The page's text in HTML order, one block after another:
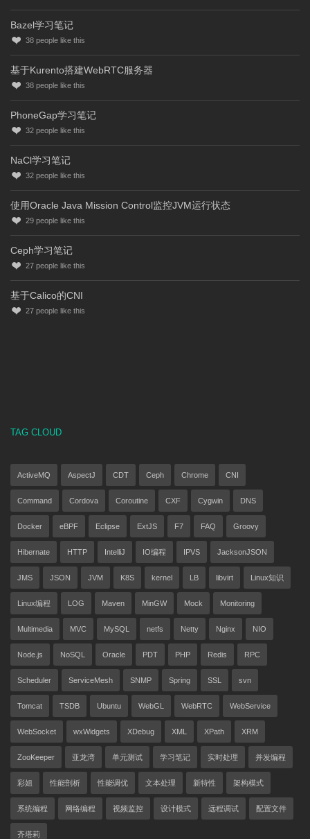
Bazel学习笔记
38 people like this
基于Kurento搭建WebRTC服务器
38 people like this
PhoneGap学习笔记
32 people like this
NaCl学习笔记
32 people like this
使用Oracle Java Mission Control监控JVM运行状态
29 people like this
Ceph学习笔记
27 people like this
基于Calico的CNI
27 people like this
TAG CLOUD
ActiveMQ AspectJ CDT Ceph Chrome CNI
Command Cordova Coroutine CXF Cygwin DNS
Docker eBPF Eclipse ExtJS F7 FAQ Groovy
Hibernate HTTP IntelliJ IO编程 IPVS JacksonJSON
JMS JSON JVM K8S kernel LB libvirt Linux知识
Linux编程 LOG Maven MinGW Mock Monitoring
Multimedia MVC MySQL netfs Netty Nginx NIO
Node.js NoSQL Oracle PDT PHP Redis RPC
Scheduler ServiceMesh SNMP Spring SSL svn
Tomcat TSDB Ubuntu WebGL WebRTC WebService
WebSocket wxWidgets XDebug XML XPath XRM
ZooKeeper 亚龙湾 单元测试 学习笔记 实时处理 并发编程
彩姐 性能剖析 性能调优 文本处理 新特性 架构模式
系统编程 网络编程 视频监控 设计模式 远程调试 配置文件
齐塔莉